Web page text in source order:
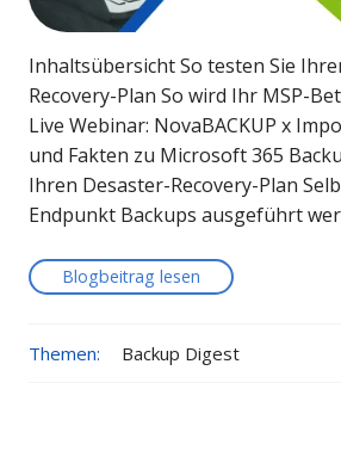
Inhaltsübersicht So testen Sie
Recovery-Plan So wird Ihr MSP-
Live Webinar: NovaBACKUP x
und Fakten zu Microsoft 365
Ihren Desaster-Recovery-Plan
Endpunkt Backups ausgeführt
Blogbeitrag lesen
Themen: Backup Digest